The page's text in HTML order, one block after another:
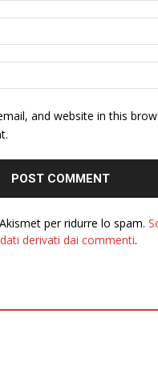
and website in this
per ridurre lo spam.
derivati dai commenti.